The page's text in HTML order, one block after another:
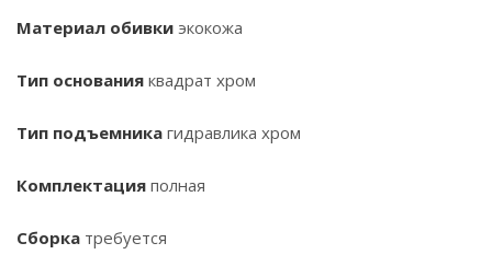
Материал обивки экокожа
Тип основания квадрат хром
Тип подъемника гидравлика хром
Комплектация полная
Сборка требуется